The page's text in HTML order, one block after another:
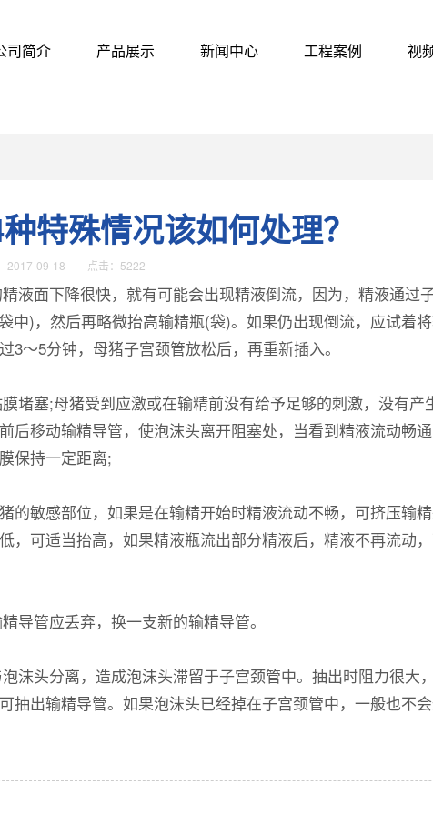
司简介 产品展示 新闻中心 工程案例 视
特殊情况该如何处理？
2017-09-18 点击：5222
液面下降很快，就有可能会出现精液倒流，因为，精液通过
)，然后再略微抬高输精瓶(袋)。如果仍出现倒流，应试着
～5分钟，母猪子宫颈管放松后，再重新插入。
塞;母猪受到应激或在输精前没有给予足够的刺激，没有产
移动输精导管，使泡沫头离开阻塞处，当看到精液流动畅通
保持一定距离;
敏感部位，如果是在输精开始时精液流动不畅，可挤压输
可适当抬高，如果精液瓶流出部分精液后，精液不再流动
管应丢弃，换一支新的输精导管。
头分离，造成泡沫头滞留于子宫颈管中。抽出时阻力很大，
出输精导管。如果泡沫头已经掉在子宫颈管中，一般也不